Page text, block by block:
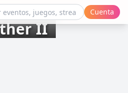
Cuenta
II